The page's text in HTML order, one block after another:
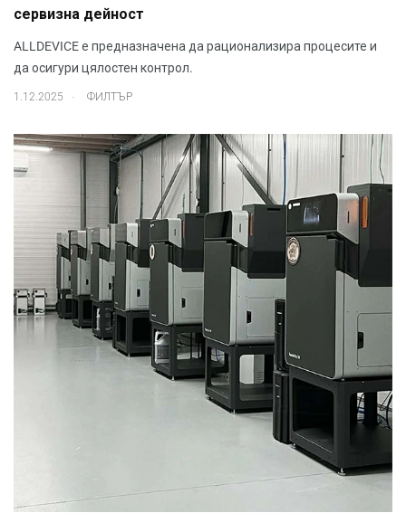
сервизна дейност
ALLDEVICE е предназначена да рационализира процесите и
да осигури цялостен контрол.
1.12.2025 . ФИЛТЪР